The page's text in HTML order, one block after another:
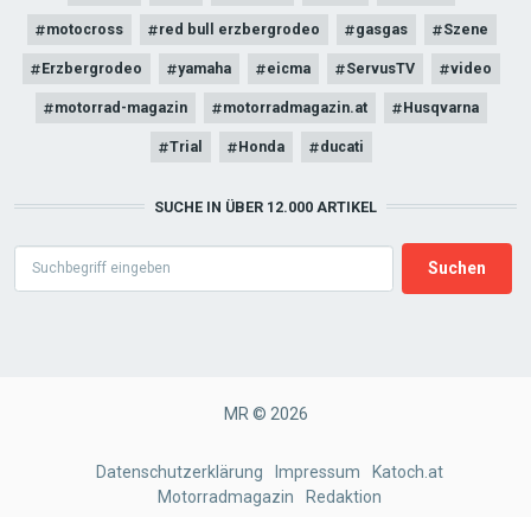
motocross red bull erzbergrodeo gasgas Szene
Erzbergrodeo yamaha eicma ServusTV video
motorrad-magazin motorradmagazin.at Husqvarna
Trial Honda ducati
SUCHE IN ÜBER 12.000 ARTIKEL
MR © 2026
Datenschutzerklärung Impressum
Katoch.at
Motorradmagazin
Redaktion